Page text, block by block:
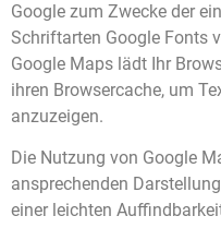
Google zum Zwecke der
Schriftarten Google Fonts
Google Maps lädt Ihr
ihren Browsercache, um
anzuzeigen.
Die Nutzung von Google
ansprechenden
einer leichten